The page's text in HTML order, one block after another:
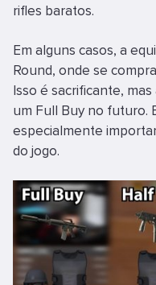
rifles baratos.
Em alguns casos, a
Round, onde se
Isso é sacrificante,
um Full Buy no futuro.
especialmente
do jogo.